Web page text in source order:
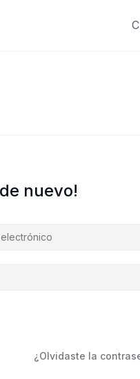
nuevo!
¿Olvidaste la